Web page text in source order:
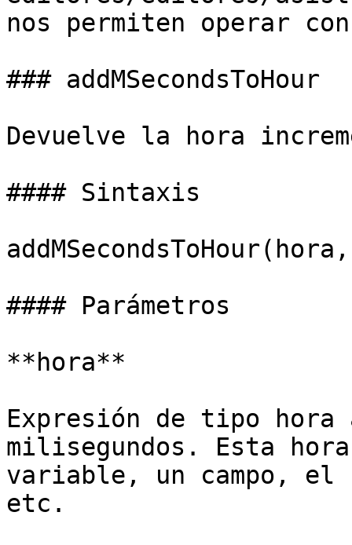
nos permiten operar
### addMSecondsToHour
Devuelve la hora
#### Sintaxis
#### Parámetros
**hora**
Expresión de tipo hora
milisegundos. Esta
variable, un campo, el
etc.